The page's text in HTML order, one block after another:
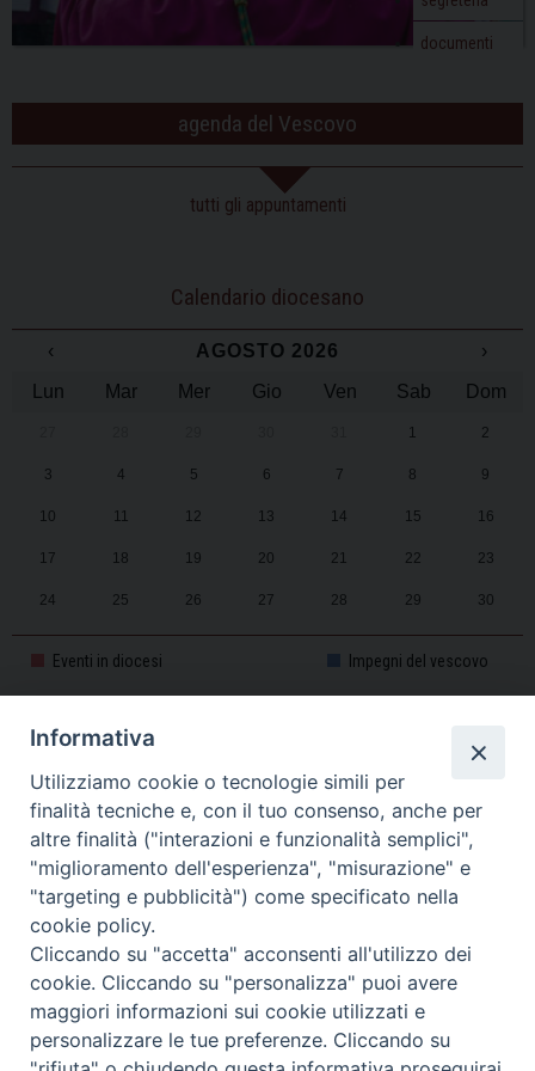
documenti
agenda del Vescovo
tutti gli appuntamenti
Calendario diocesano
‹ AGOSTO 2026
›
Lun
Mar Mer Gio Ven Sab Dom
1 2
3 4 5 6 7 8 9
10 11 12 13 14 15 16
17 18 19 20 21 22 23
24 25 26 27 28 29 30
31 1 2 3 4 5 6
Eventi in diocesi Impegni del vescovo
CALENDARIO PASTORALE 2025-2026
Piazza Duomo, 11 - 27100 Pavia - Tel. 0382.386511 - Fax
Informativa
Utilizziamo cookie o tecnologie simili per
finalità tecniche e, con il tuo consenso, anche per
altre finalità ("interazioni e funzionalità semplici",
"miglioramento dell'esperienza", "misurazione" e
"targeting e pubblicità") come specificato nella
cookie policy.
Cliccando su "accetta" acconsenti all'utilizzo dei
cookie. Cliccando su "personalizza" puoi avere
maggiori informazioni sui cookie utilizzati e
personalizzare le tue preferenze. Cliccando su